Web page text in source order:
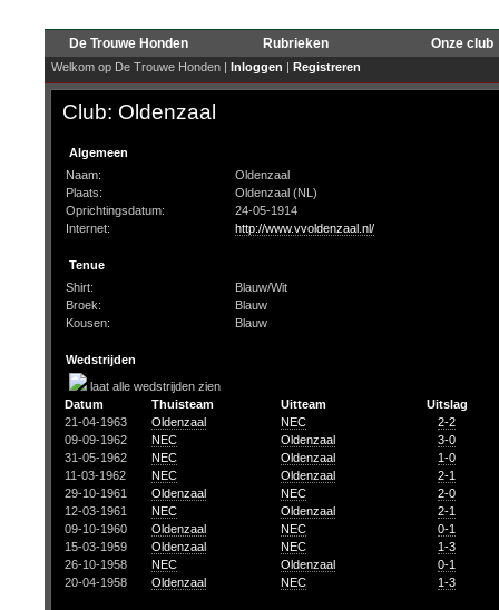
De Trouwe Honden Rubrieken Onze club
Welkom op De Trouwe Honden | Inloggen | Registreren
Club: Oldenzaal
Algemeen
Naam:
Oldenzaal
Plaats:
Oldenzaal (NL)
Oprichtingsdatum:
24-05-1914
Internet:
http://www.vvoldenzaal.nl/
Tenue
Shirt:
Blauw/Wit
Broek:
Blauw
Kousen:
Blauw
Wedstrijden
laat alle wedstrijden zien
Datum
Thuisteam Uitteam
Uitslag
21-04-1963
Oldenzaal NEC
2-2
09-09-1962
NEC Oldenzaal
3-0
31-05-1962
NEC Oldenzaal
1-0
11-03-1962
NEC Oldenzaal
2-1
29-10-1961
Oldenzaal NEC
2-0
12-03-1961
NEC Oldenzaal
2-1
09-10-1960
Oldenzaal NEC
0-1
15-03-1959
Oldenzaal NEC
1-3
26-10-1958
NEC Oldenzaal
0-1
20-04-1958
Oldenzaal NEC 1-3